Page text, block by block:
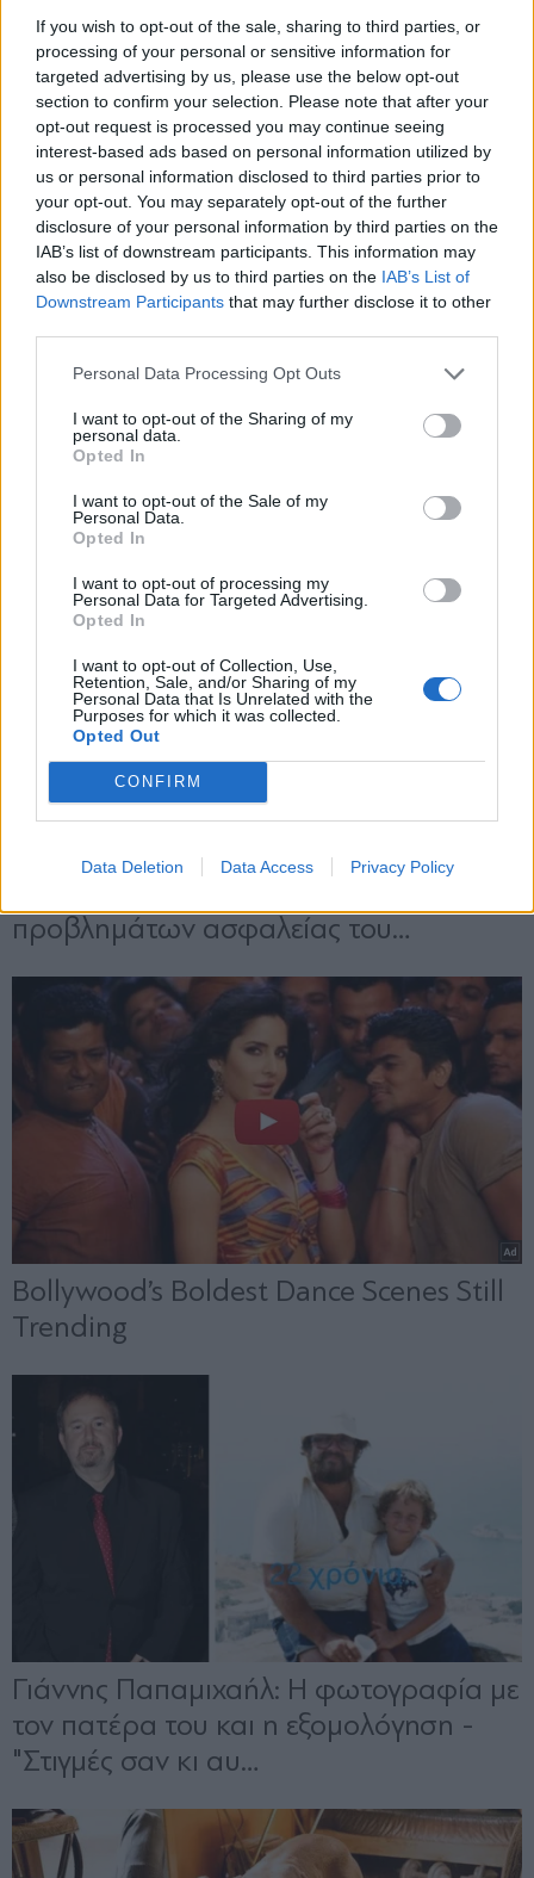
If you wish to opt-out of the sale, sharing to third parties, or
processing of your personal or sensitive information for
targeted advertising by us, please use the below opt-out
section to confirm your selection. Please note that after your
opt-out request is processed you may continue seeing
interest-based ads based on personal information utilized by
us or personal information disclosed to third parties prior to
your opt-out. You may separately opt-out of the further
disclosure of your personal information by third parties on the
IAB’s list of downstream participants. This information may
also be disclosed by us to third parties on the IAB’s List of
Downstream Participants that may further disclose it to other
Personal Data Processing Opt Outs
I want to opt-out of the Sharing of my
personal data.
Opted In
I want to opt-out of the Sale of my
Personal Data.
Opted In
I want to opt-out of processing my
Personal Data for Targeted Advertising.
Opted In
I want to opt-out of Collection, Use,
Retention, Sale, and/or Sharing of my
Personal Data that Is Unrelated with the
Purposes for which it was collected.
Opted Out
CONFIRM
Data Deletion Data Access Privacy Policy
Εγγραφή στο newsletter
Αποδέχομαι τους
και την πολιτική απορρήτου
X